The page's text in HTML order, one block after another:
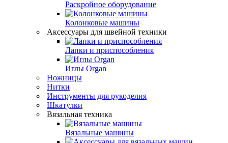
Раскройное оборудование
Колонковые машины
Аксессуары для швейной техники
Лапки и приспособления
Иглы Organ
Ножницы
Нитки
Инструменты для рукоделия
Шкатулки
Вязальная техника
Вязальные машины